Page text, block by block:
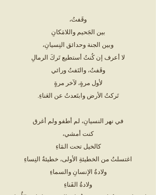
وقَفتُ،
بين الجَحيم واللامَكانِ
وبين الجنة وحدائق النِسيانِ،
لا أعرف إن كُنتُ أستطيع تَركَ الرمالِ
وقَفتُ، والتَفتُ ورائي
لأول مرةٍ، لآخر مرةٍ
تَركتُ الأرض وابتَعدتُ عن العَناءِ.
في نهر النسيانِ، لم أطفو ولم أغرق
كنت أمشي،
كالخيل تحت المَاءِ
اغتسلتُ من الخطيئةِ الأولى، خطيئةُ النِساءِ
ولادةُ الإنسانِ والسماءِ
ولادةُ الفَناءِ